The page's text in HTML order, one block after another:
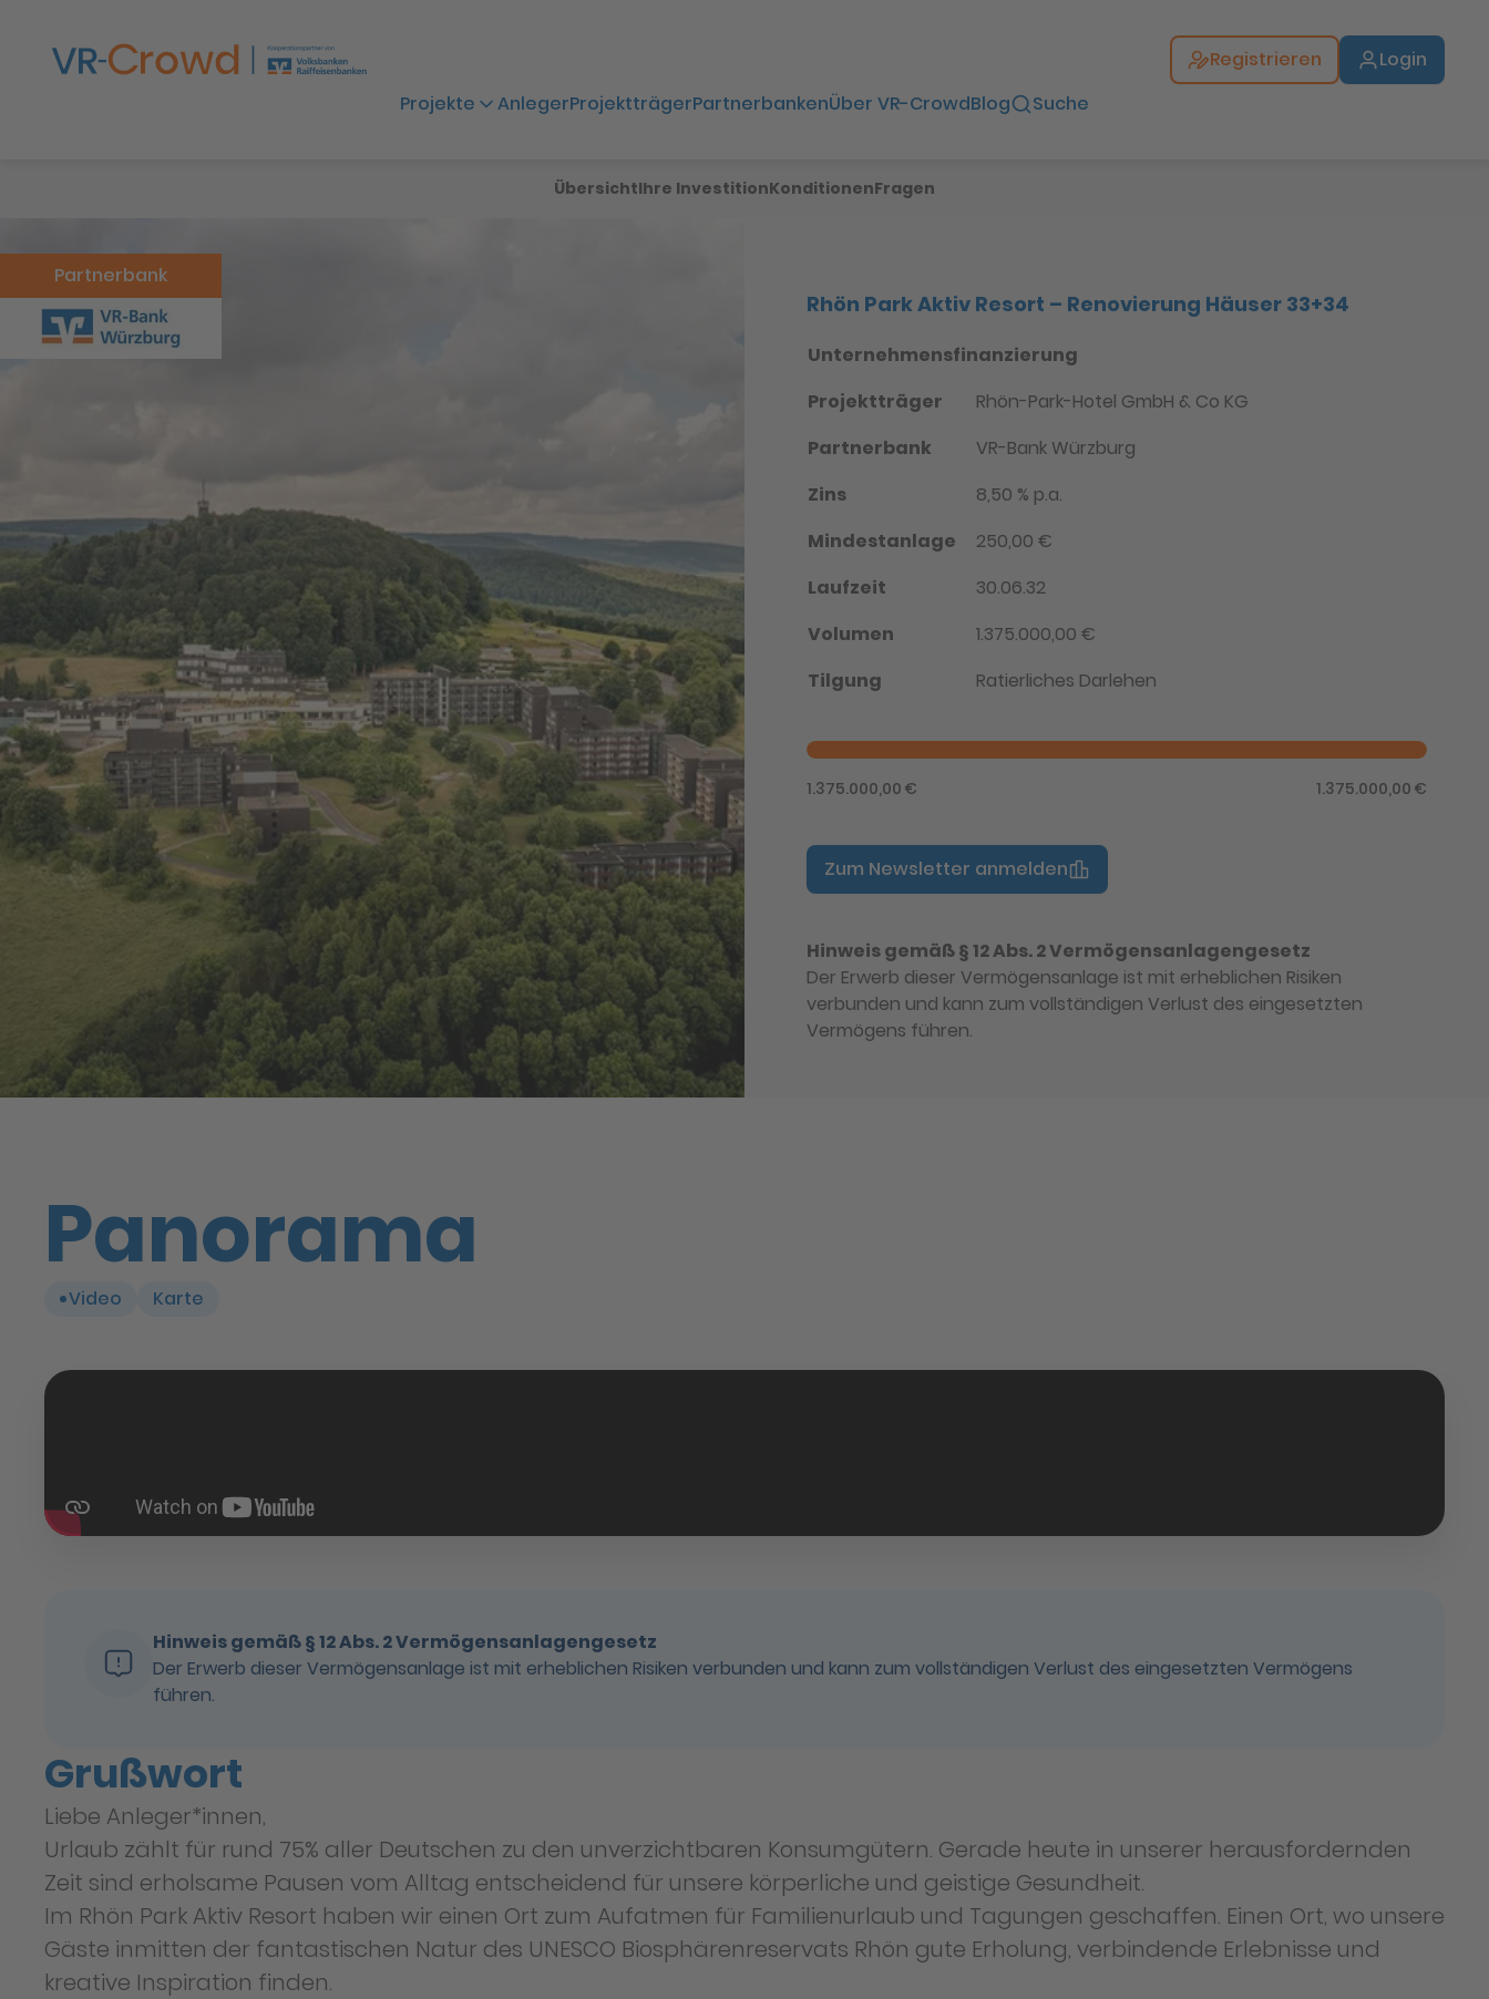
Projekte AnlegerProjektträgerPartnerbankenÜber VR-CrowdBlog Suche
Registrieren Login
ÜbersichtIhre InvestitionKonditionenFragen
Partnerbank
Rhön Park Aktiv Resort – Renovierung Häuser 33+34
Unternehmensfinanzierung
Projektträger
Rhön-Park-Hotel GmbH & Co KG
Partnerbank
VR-Bank Würzburg
Zins
8,50 % p.a.
Mindestanlage
250,00 €
Laufzeit
30.06.32
Volumen
1.375.000,00 €
Tilgung
Ratierliches Darlehen
1.375.000,00 € 1.375.000,00 €
Zum Newsletter anmelden
Hinweis gemäß § 12 Abs. 2 Vermögensanlagengesetz
Der Erwerb dieser Vermögensanlage ist mit erheblichen Risiken
verbunden und kann zum vollständigen Verlust des eingesetzten
Vermögens führen.
Panorama
Video Karte
Hinweis gemäß § 12 Abs. 2 Vermögensanlagengesetz
Der Erwerb dieser Vermögensanlage ist mit erheblichen Risiken verbunden und kann zum vollständigen Verlust des eingesetzten Vermögens
führen.
Grußwort
Liebe Anleger*innen,
Urlaub zählt für rund 75% aller Deutschen zu den unverzichtbaren Konsumgütern. Gerade heute in unserer herausfordernden
Zeit sind erholsame Pausen vom Alltag entscheidend für unsere körperliche und geistige Gesundheit.
Im Rhön Park Aktiv Resort haben wir einen Ort zum Aufatmen für Familienurlaub und Tagungen geschaffen. Einen Ort, wo unsere
Gäste inmitten der fantastischen Natur des UNESCO Biosphärenreservats Rhön gute Erholung, verbindende Erlebnisse und
kreative Inspiration finden.